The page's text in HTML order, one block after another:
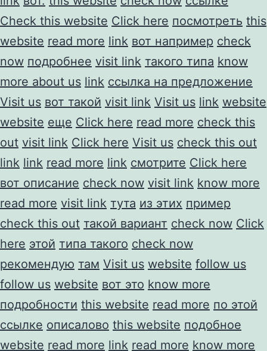
Check this website Click here посмотреть this
website read more link вот например check
now подробнее visit link такого типа know
more about us link ссылка на предложение
Visit us вот такой visit link Visit us link website
website еще Click here read more check this
out visit link Click here Visit us check this out
link link read more link смотрите Click here
вот описание check now visit link know more
read more visit link тута из этих пример
check this out такой вариант check now Click
here этой типа такого check now
рекомендую там Visit us website follow us
follow us website вот это know more
подробности this website read more по этой
ссылке описалово this website подобное
website read more link read more know more